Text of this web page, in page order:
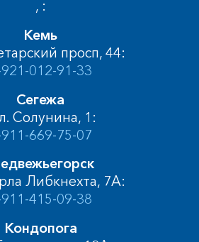
, :
Кемь
просп, 44:
012-91-33
Сегежа
Солунина, 1:
669-75-07
Либкнехта, 7А:
415-09-38
Кондопога